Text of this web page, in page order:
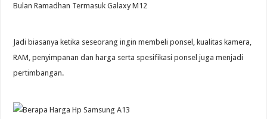
Bulan Ramadhan Termasuk Galaxy M12
Jadi biasanya ketika seseorang ingin membeli ponsel, kualitas kamera,
RAM, penyimpanan dan harga serta spesifikasi ponsel juga menjadi
pertimbangan.